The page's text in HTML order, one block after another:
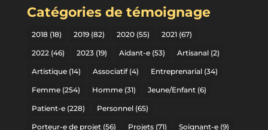
Catégories de témoignage
2018(18) 2019(82) 2020(55) 2021(67)
2022(46) 2023(19) Aidant-e(53) Artisanal(2)
Artistique(14) Associatif(4) Entreprenarial(34)
Femme(254) Homme(31) Jeune/Enfant(6)
Patient-e(228) Personnel(65)
Porteur-e de projet(56) Projets(71) Soignant-e(9)